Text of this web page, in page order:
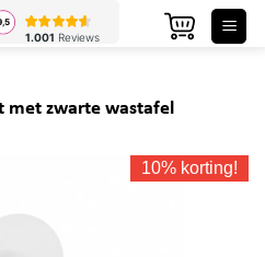
zwarte wastafel
10% korting!